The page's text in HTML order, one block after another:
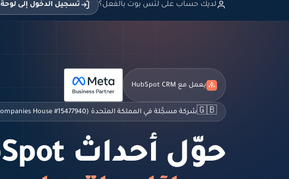
لديك حساب على لتس بوت بالفعل؟ تسجيل الدخول إلى لوحة
يعمل مع HubSpot CRM
🇬🇧شركة مسجَّلة في المملكة المتحدة (Companies House #15477940)
حوّل أحداث HubSpot إلى